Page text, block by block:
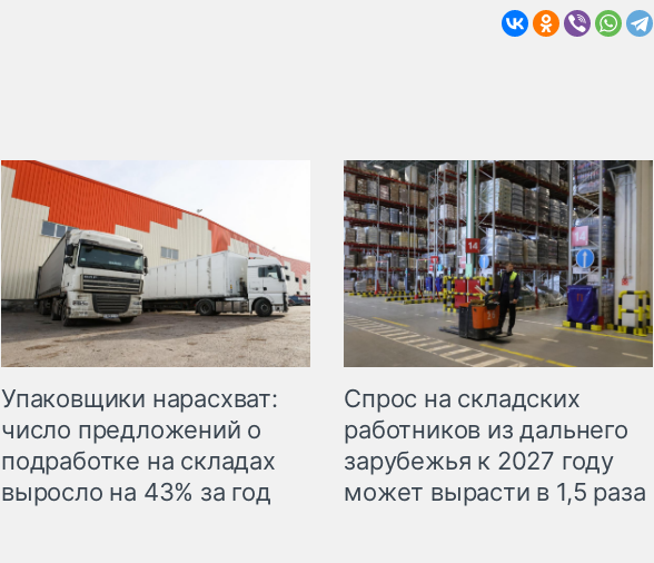
Упаковщики нарасхват:
число предложений о
подработке на складах
выросло на 43% за год
Спрос на складских
работников из дальнего
зарубежья к 2027 году
может вырасти в 1,5 раза